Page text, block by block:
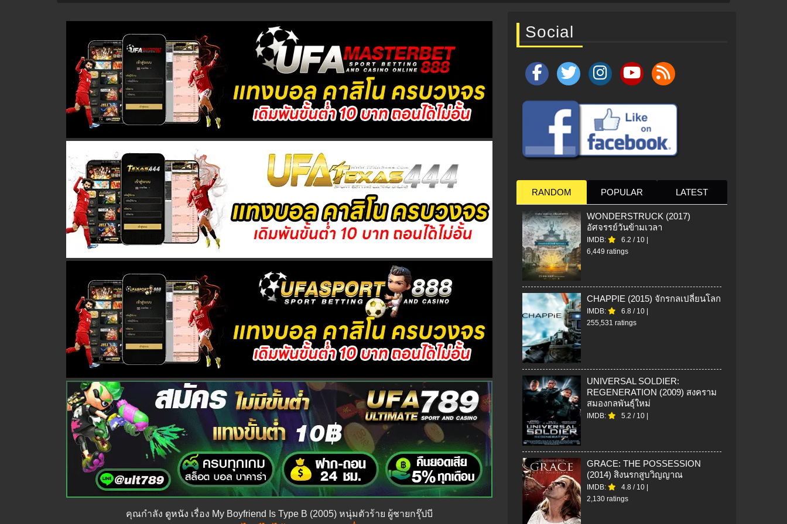
คุณกำลัง ดูหนัง เรื่อง My Boyfriend Is Type B (2005) หนุ่มตัวร้าย ผู้ชายกรุ๊ปบี
Social
RANDOM POPULAR LATEST
WONDERSTRUCK (2017)
อัศจรรย์วันข้ามเวลา
IMDB: 6.2 / 10
6,449 ratings
CHAPPIE (2015) จักรกลเปลี่ยนโลก
IMDB: 6.8 / 10
255,531 ratings
UNIVERSAL SOLDIER:
REGENERATION (2009) สงคราม
สมองกลพันธุ์ใหม่
IMDB: 5.2 / 10
GRACE: THE POSSESSION
(2014) สิงนรกสูบวิญญาณ
IMDB: 4.8 / 10
2,130 ratings